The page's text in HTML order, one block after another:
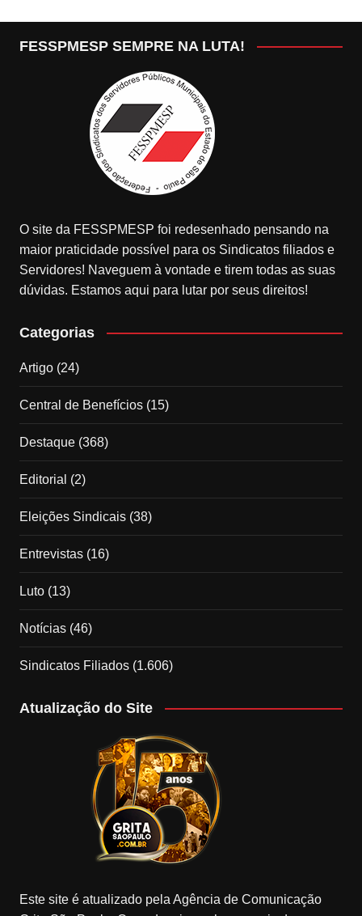
FESSPMESP SEMPRE NA LUTA!
O site da FESSPMESP foi redesenhado pensando na
maior praticidade possível para os Sindicatos filiados e
Servidores! Naveguem à vontade e tirem todas as suas
dúvidas. Estamos aqui para lutar por seus direitos!
Categorias
Artigo(24)
Central de Benefícios(15)
Destaque(368)
Editorial (2)
Eleições Sindicais(38)
Entrevistas(16)
Luto(13)
Notícias(46)
Sindicatos Filiados(1.606)
Atualização do Site
Este site é atualizado pela Agência de Comunicação